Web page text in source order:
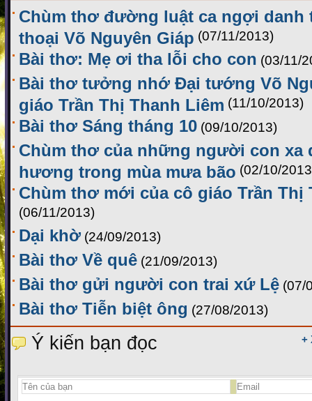
Chùm thơ đường luật ca ngợi danh
thoại Võ Nguyên Giáp (07/11/2013)
Bài thơ: Mẹ ơi tha lỗi cho con (03/11/
Bài thơ tưởng nhớ Đại tướng Võ
giáo Trần Thị Thanh Liêm (11/10/2013)
Bài thơ Sáng tháng 10 (09/10/2013)
Chùm thơ của những người con xa
hương trong mùa mưa bão (02/10/
Chùm thơ mới của cô giáo Trần Thị
(06/11/2013)
Dại khờ (24/09/2013)
Bài thơ Về quê (21/09/2013)
Bài thơ gửi người con trai xứ Lệ (07/
Bài thơ Tiễn biệt ông (27/08/2013)
+
Ý kiến bạn đọc